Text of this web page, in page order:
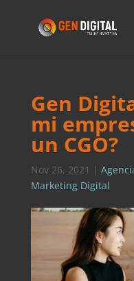
Gen
mi
un CGO?
Nov 26, 2021 |
Marketing Digital